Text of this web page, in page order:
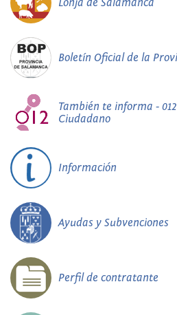
Boletín Oficial de la
También te informa -
Ciudadano
Información
Ayudas y Subvenciones
Perfil de contratante